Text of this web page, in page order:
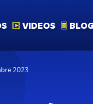
VIDEOS
2023